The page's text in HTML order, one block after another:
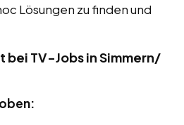
Lösungen zu finden und
TV-Jobs in Simmern/